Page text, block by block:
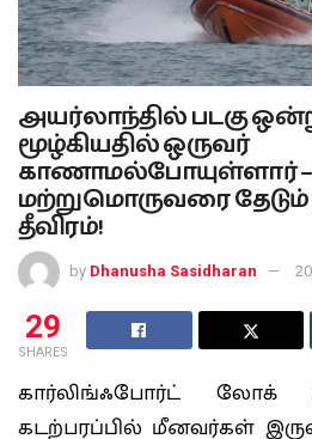
அயர்லாந்தில் படகு
மூழ்கியதில் ஒருவர்
காணாமல்போயுள்ளார் –
மற்றுமொருவரை
தீவிரம்!
by Dhanusha Sasidharan
29
SHARES
கார்லிங்ஃபோர்ட் லோக்
கடற்பரப்பில் மீனவர்கள்